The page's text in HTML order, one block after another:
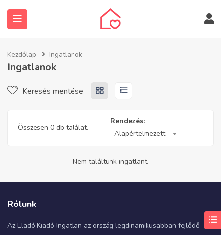
Kezdőlap Ingatlanok
Ingatlanok
Keresés mentése
Összesen 0 db találat.
Rendezés:
Alapértelmezett
Nem találtunk ingatlant.
Rólunk
Az Eladó Kiadó Ingatlan az ország legdinamikusabban fejlődő